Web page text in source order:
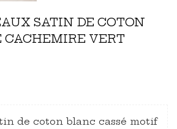
SATIN DE COTON
CACHEMIRE VERT
de coton blanc cassé motif